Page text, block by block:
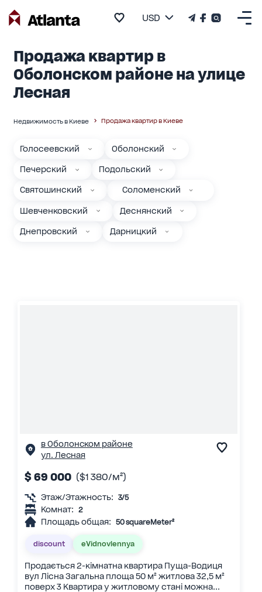
USD
Продажа квартир в
Оболонском районе на улице
Лесная
Недвижимость в Киеве Продажа квартир в Киеве
Голосеевский Оболонский
Печерский Подольский
Святошинский Соломенский
Шевченковский Деснянский
Днепровский Дарницкий
в Оболонском районе
ул. Лесная
$ 69 000 ($1 380/м²)
Этаж/Этажность: 3/5
Комнат: 2
Площадь общая: 50 squareMeter²
discount eVidnovlennya
Продається 2-кімнатна квартира Пуща-Водиця
вул Лісна Загальна площа 50 м² житлова 32,5 м²
поверх 3 Квартира у житловому стані можна...